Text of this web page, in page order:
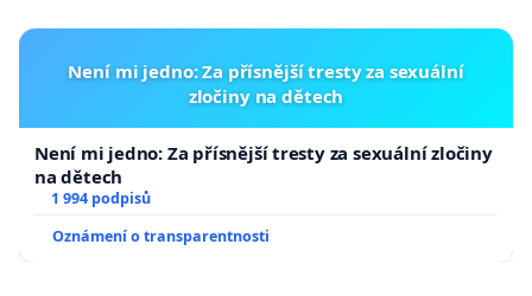
Není mi jedno: Za přísnější tresty za sexuální
zločiny na dětech
Není mi jedno: Za přísnější tresty za sexuální zločiny
na dětech
1 994 podpisů
Oznámení o transparentnosti